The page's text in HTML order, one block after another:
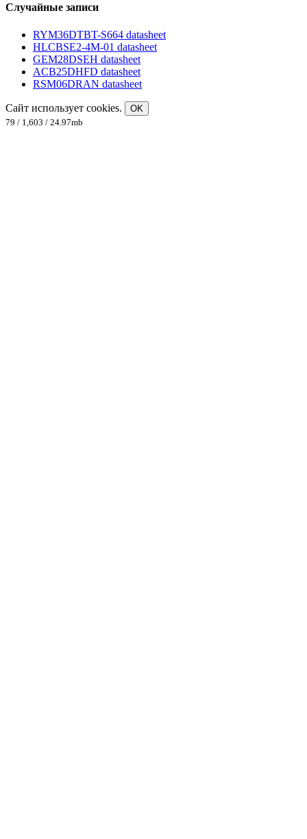
Случайные записи
RYM36DTBT-S664 datasheet
HLCBSE2-4M-01 datasheet
GEM28DSEH datasheet
ACB25DHFD datasheet
RSM06DRAN datasheet
Сайт использует cookies.
OK
79 / 1,603 / 24.97mb